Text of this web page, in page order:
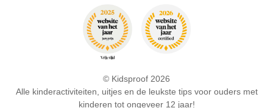
© Kidsproof 2026
Alle kinderactiviteiten, uitjes en de leukste tips voor ouders met
kinderen tot ongeveer 12 jaar!